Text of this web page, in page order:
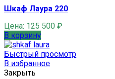
Шкаф Лаура 220
Цена: 125 500 ₽
В корзину
Быстрый просмотр
В избранное
Закрыть